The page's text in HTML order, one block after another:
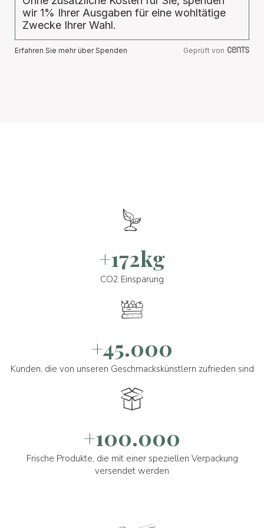
wir 1% Ihrer Ausgaben für eine wohltätige
Zwecke Ihrer Wahl.
Erfahren Sie mehr über Spenden Geprüft von
+172kg
CO2 Einsparung
+45.000
Kunden, die von unseren Geschmackskünstlern zufrieden sind
+100.000
Frische Produkte, die mit einer speziellen Verpackung
versendet werden